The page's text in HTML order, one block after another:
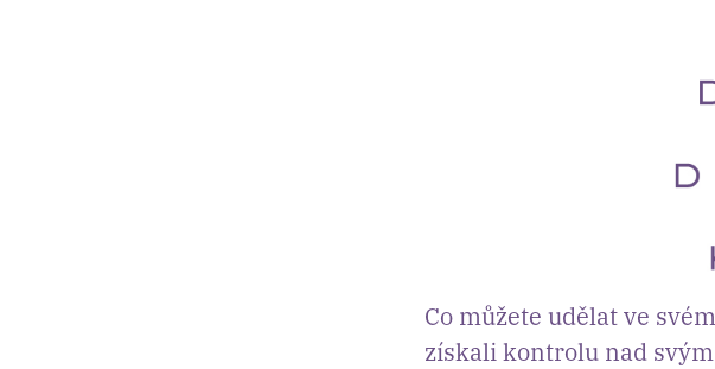
Co můžete udělat ve
získali kontrolu nad